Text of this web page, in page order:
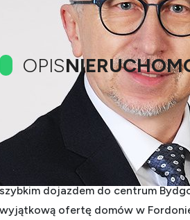
OPIS
OFERTA BIURA NIERUCHOMOŚCI
Domy w Fordonie – Osiedle „Pod
Szukasz nowoczesnego domu w
szybkim dojazdem do centrum
wyjątkową ofertę domów w